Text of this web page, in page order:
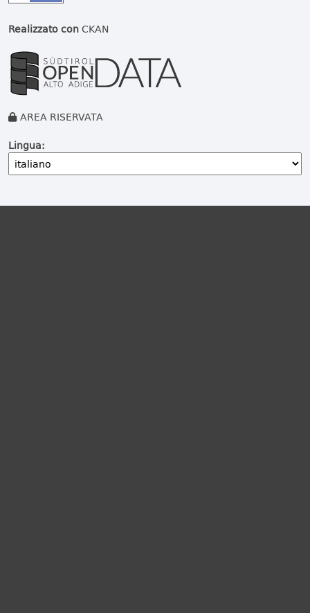
Realizzato conCKAN
AREA RISERVATA
Lingua